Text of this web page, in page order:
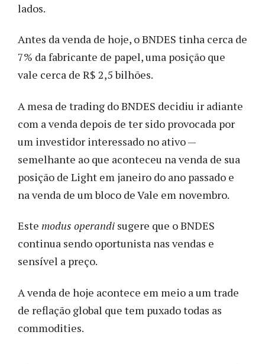
lados.
Antes da venda de hoje, o BNDES tinha cerca de
7% da fabricante de papel, uma posição que
vale cerca de R$ 2,5 bilhões.
A mesa de trading do BNDES decidiu ir adiante
com a venda depois de ter sido provocada por
um investidor interessado no ativo —
semelhante ao que aconteceu na venda de sua
posição de Light em janeiro do ano passado e
na venda de um bloco de Vale em novembro.
Este modus operandi sugere que o BNDES
continua sendo oportunista nas vendas e
sensível a preço.
A venda de hoje acontece em meio a um trade
de reflação global que tem puxado todas as
commodities.